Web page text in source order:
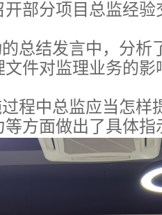
开部分项目总监经
总结发言中，分析
件对监理业务的
程中总监应当怎样
方面做出了具体指